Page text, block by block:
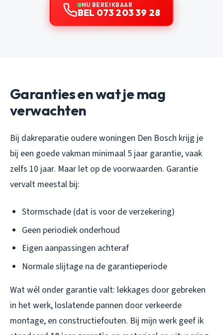
NU BEREIKBAAR
BEL 073 203 39 28
Garanties en wat je mag
verwachten
Bij dakreparatie oudere woningen Den Bosch krijg je
bij een goede vakman minimaal 5 jaar garantie, vaak
zelfs 10 jaar. Maar let op de voorwaarden. Garantie
vervalt meestal bij:
Stormschade (dat is voor de verzekering)
Geen periodiek onderhoud
Eigen aanpassingen achteraf
Normale slijtage na de garantieperiode
Wat wél onder garantie valt: lekkages door gebreken
in het werk, loslatende pannen door verkeerde
montage, en constructiefouten. Bij mijn werk geef ik